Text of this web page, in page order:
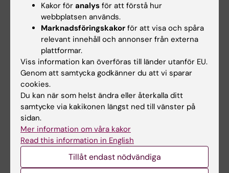
10 jul 2026
Covid-19-pandemin
sporrade alumnen
Daniels att lära sig
mer om folkhälsa
ikatastrofer
Masterprogrammet Public
Health in Disasters gav den
före detta KI-…
7 jul 2026
hälsokriser på ett
mer sammankopplat
sätt nu
Prinka Singh skulle uppmuntra
folkhälsa,…
Kakor för analys för att förstå hur
webbplatsen används.
Marknadsföringskakor för att visa och spåra
relevant innehåll och annonser från externa
plattformar.
Viss information kan överföras till länder utanför EU.
Genom att samtycka godkänner du att vi sparar
cookies.
Du kan när som helst ändra eller återkalla ditt
samtycke via kakikonen längst ned till vänster på
sidan.
Mer information om våra kakor
Read this information in English
Tillåt endast nödvändiga